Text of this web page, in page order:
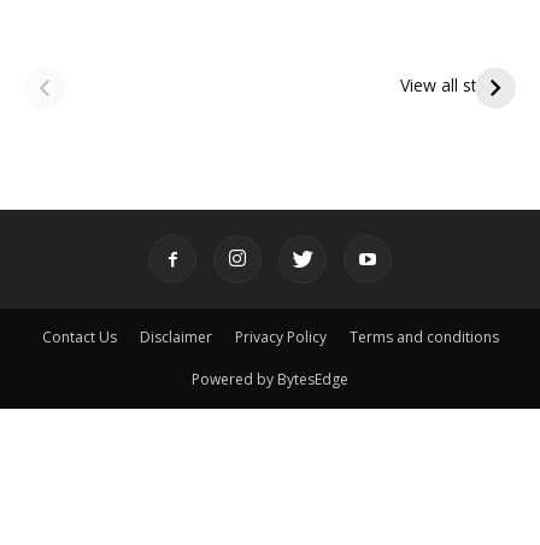
View all stories
పితృదేవతల ఆశీర్వాదం
ఇంద్రకీలాద్రి గిరి ప్రదక్షిణ
Contact Us Disclaimer Privacy Policy Terms and conditions
Powered by BytesEdge